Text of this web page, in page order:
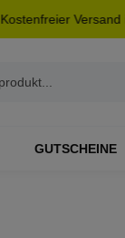
Kostenfreier
GUTSCHEINE